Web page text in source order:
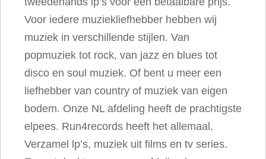
Voor iedere muziekliefhebber hebben wij
muziek in verschillende stijlen. Van
popmuziek tot rock, van jazz en blues tot
disco en soul muziek. Of bent u meer een
liefhebber van country of muziek van eigen
bodem. Onze NL afdeling heeft de prachtigste
elpees. Run4records heeft het allemaal.
Verzamel lp’s, muziek uit films en tv series.